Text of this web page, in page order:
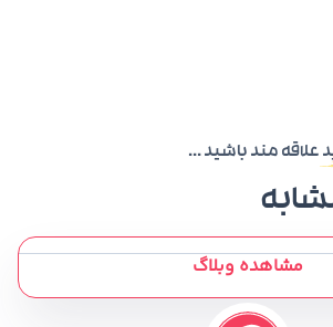
علاقه مند باشید ...
مشاهده وبلاگ